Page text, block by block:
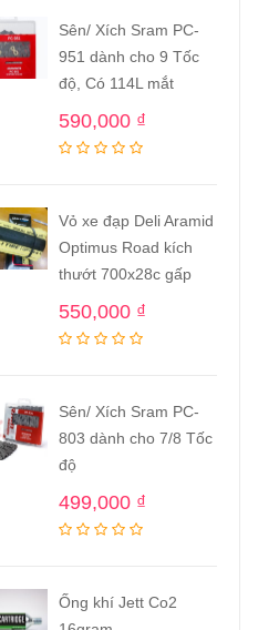
Sên/ Xích Sram PC-
951 dành cho 9 Tốc
độ, Có 114L mắt
590,000 ₫
Vỏ xe đạp Deli Aramid
Optimus Road kích
thướt 700x28c gấp
550,000 ₫
Sên/ Xích Sram PC-
803 dành cho 7/8 Tốc
độ
499,000 ₫
Ống khí Jett Co2